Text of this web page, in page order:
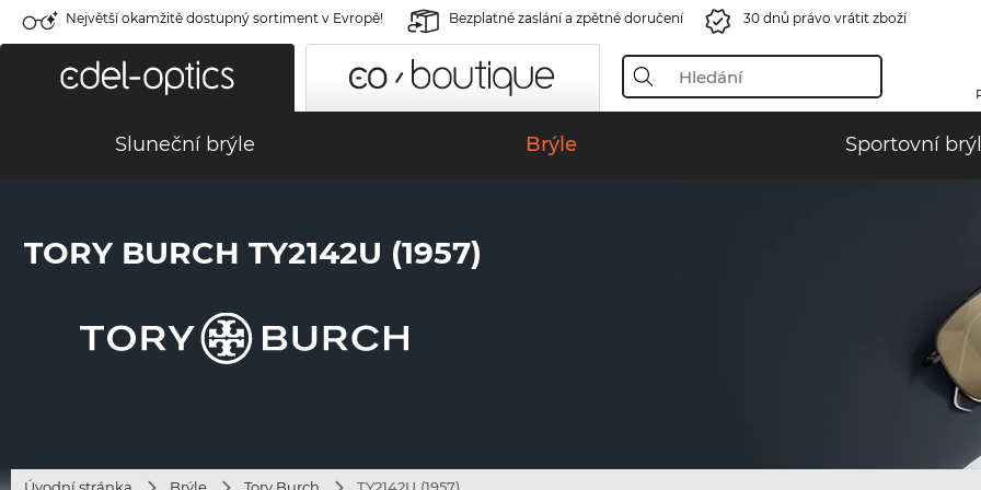
Největší okamžitě dostupný sortiment v Evropě! Bezplatné zaslání a zpětné doručení 30 dnů právo vrátit zboží
Sluneční brýle Brýle Sportovní
TORY BURCH TY2142U (1957)